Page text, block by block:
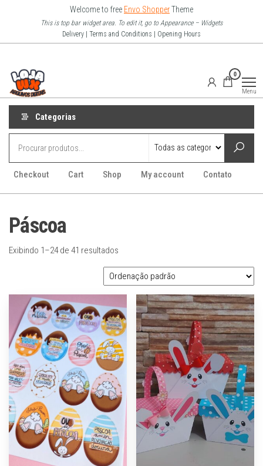
o
Welcome to free Envo ShopperTheme
This is top bar widget area. To edit it, go to Appearance – Widgets
Delivery | Terms and Conditions | Opening Hours
Arquivo
Digitais
0
Menu
Categorias
Checkout Cart Shop My account Contato
Páscoa
Exibindo 1–24 de 41 resultados